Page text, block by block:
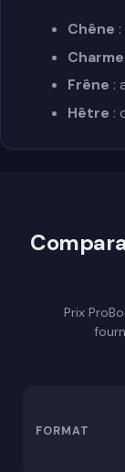
Chêne
Charme
Frêne :
Hêtre :
Prix
FORMAT